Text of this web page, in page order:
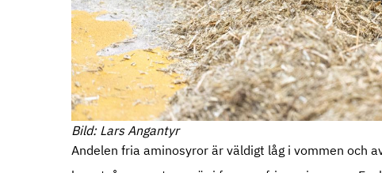
Bild: Lars Angantyr
Andelen fria aminosyror är väldigt låg i vommen och